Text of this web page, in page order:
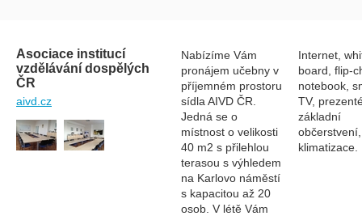
Asociace institucí
vzdělávání dospělých
ČR
aivd.cz
Nabízíme Vám
pronájem učebny v
příjemném prostoru
sídla AIVD ČR.
Jedná se o
místnost o velikosti
40 m2 s přilehlou
terasou s výhledem
na Karlovo náměstí
s kapacitou až 20
osob. V létě Vám
Internet,
board, flip-
notebook,
TV,
základní
občerstvení,
klimatizace.